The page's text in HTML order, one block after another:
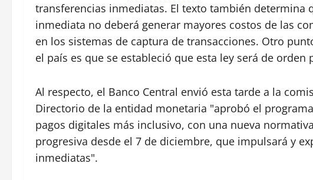
transferencias inmediatas. El texto también determina
inmediata no deberá generar mayores costos de las
en los sistemas de captura de transacciones. Otro
el país es que se estableció que esta ley será de orden
Al respecto, el Banco Central envió esta tarde a la
Directorio de la entidad monetaria "aprobó el programa
pagos digitales más inclusivo, con una nueva
progresiva desde el 7 de diciembre, que impulsará y
inmediatas".